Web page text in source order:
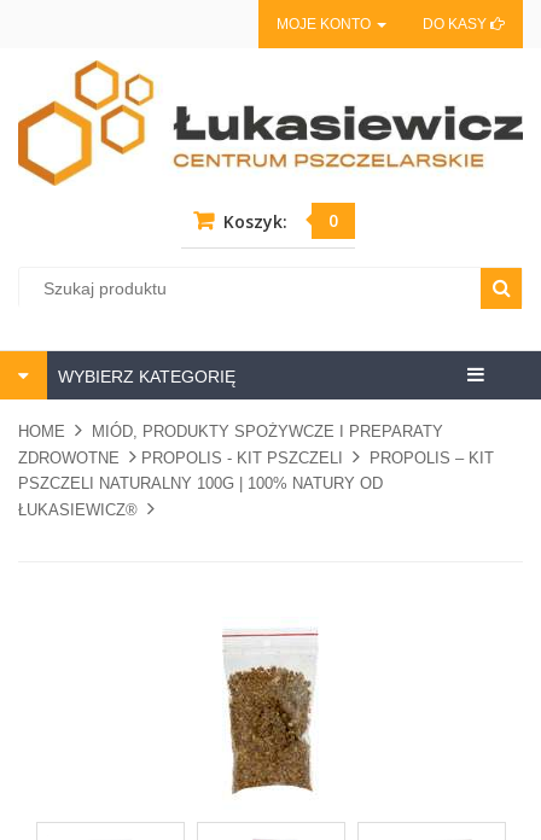
MOJE KONTO DO KASY
Koszyk: 0
Centrum
WYBIERZ KATEGORIĘ
HOME
MIÓD, PRODUKTY SPOŻYWCZE I PREPARATY
ZDROWOTNE
PROPOLIS - KIT PSZCZELI
PROPOLIS – KIT
PSZCZELI NATURALNY 100G | 100% NATURY OD
ŁUKASIEWICZ®